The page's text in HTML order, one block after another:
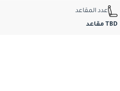
عدد المقاعد
TBD مقاعد